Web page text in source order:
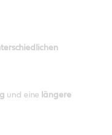
und eine längere